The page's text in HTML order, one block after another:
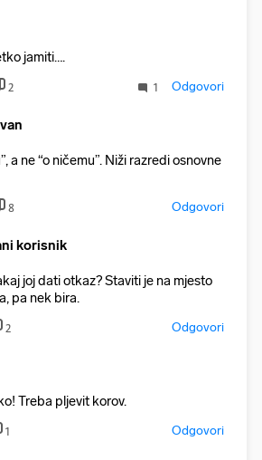
jamiti….
2 1 Odgovori
a ne “o ničemu”. Niži razredi osnovne
8 Odgovori
korisnik
joj dati otkaz? Staviti je na mjesto
pa nek bira.
2 Odgovori
Treba pljevit korov.
1 Odgovori